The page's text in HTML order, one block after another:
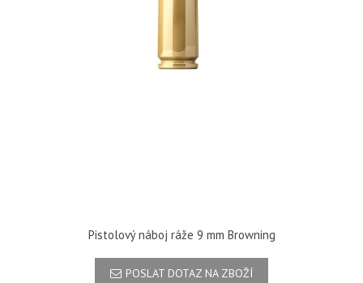
Pistolový náboj ráže 9 mm Browning
POSLAT DOTAZ NA ZBOŽÍ